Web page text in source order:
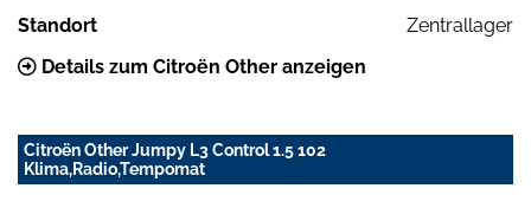
Standort
Zentrallager
Details zum Citroën Other anzeigen
Citroën Other Jumpy L3 Control 1.5 102
Klima,Radio,Tempomat